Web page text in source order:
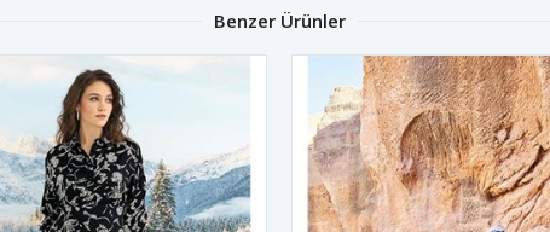
Benzer Ürünler